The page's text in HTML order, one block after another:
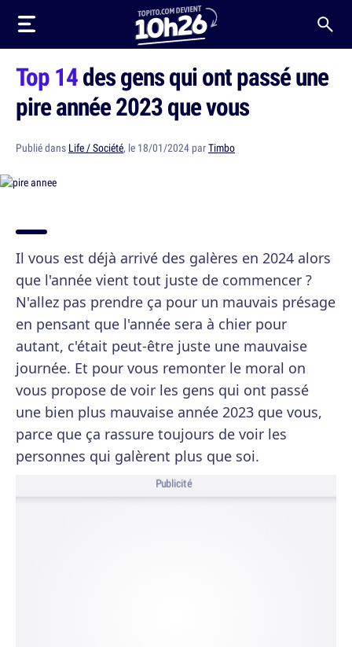
Top 14des gens qui ont passé une
pire année 2023 que vous
Publié dans Life / Société, le 18/01/2024 parTimbo
Il vous est déjà arrivé des galères en 2024 alors
que l'année vient tout juste de commencer ?
N'allez pas prendre ça pour un mauvais présage
en pensant que l'année sera à chier pour
autant, c'était peut-être juste une mauvaise
journée. Et pour vous remonter le moral on
vous propose de voir les gens qui ont passé
une bien plus mauvaise année 2023 que vous,
parce que ça rassure toujours de voir les
personnes qui galèrent plus que soi.
Publicité